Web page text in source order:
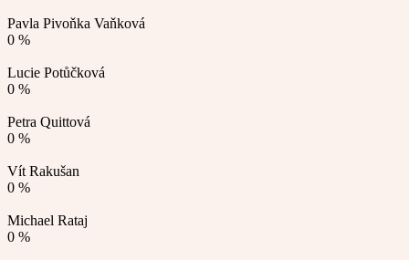
Pavla Pivoňka Vaňková
0 %
Lucie Potůčková
0 %
Petra Quittová
0 %
Vít Rakušan
0 %
Michael Rataj
0 %